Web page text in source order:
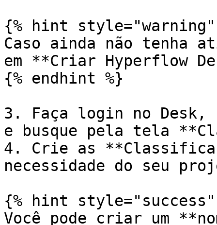
{% hint style="warning"
Caso ainda não tenha
em **Criar Hyperflow
{% endhint %}
3. Faça login no
e busque pela tela
4. Crie as
necessidade do seu
{% hint style="success"
Você pode criar um